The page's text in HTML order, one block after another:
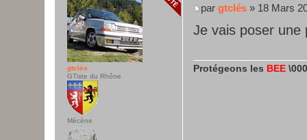
par gtclés » 18 Mars
Je vais poser
Protégeons les BEE
gtclés
GTiste du Rhône
Mécène